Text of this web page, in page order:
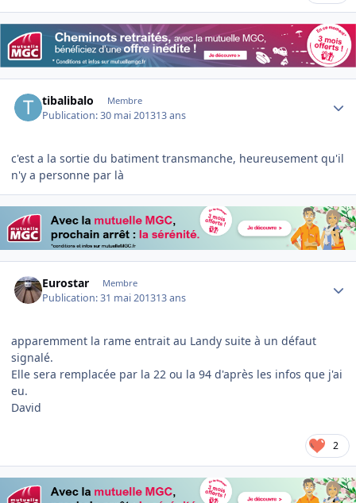
tibalibalo Membre
Publication:30 mai 201313 ans
c'est a la sortie du batiment transmanche, heureusement qu'il
n'y a personne par là
Eurostar Membre
Publication:31 mai 201313 ans
apparemment la rame entrait au Landy suite à un défaut
signalé.
Elle sera remplacée par la 22 ou la 94 d'après les infos que j'ai
eu.
David
2